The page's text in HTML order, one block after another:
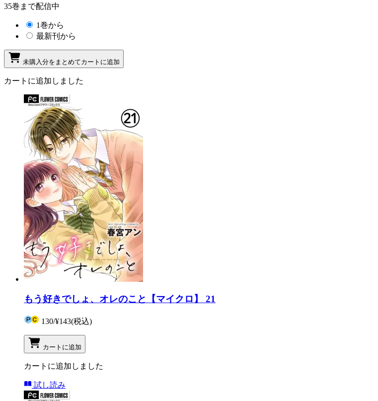
35巻まで配信中
1巻から
最新刊から
未購入分をまとめてカートに追加
カートに追加しました
もう好きでしょ、オレのこと【マイクロ】 21
130/¥143(税込)
カートに追加
カートに追加しました
試し読み